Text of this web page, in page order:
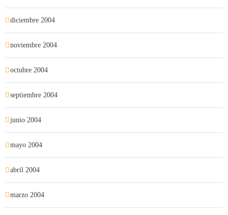
diciembre 2004
noviembre 2004
octubre 2004
septiembre 2004
junio 2004
mayo 2004
abril 2004
marzo 2004